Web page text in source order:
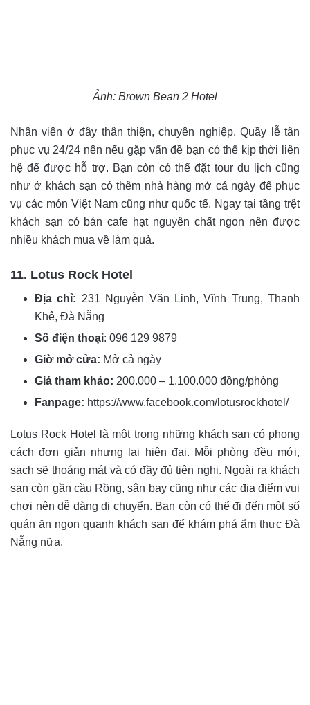
Ảnh: Brown Bean 2 Hotel
Nhân viên ở đây thân thiện, chuyên nghiệp. Quầy lễ tân
phục vụ 24/24 nên nếu gặp vấn đề bạn có thể kịp thời liên
hệ để được hỗ trợ. Bạn còn có thể đặt tour du lịch cũng
như ở khách sạn có thêm nhà hàng mở cả ngày để phục
vụ các món Việt Nam cũng như quốc tế. Ngay tại tầng trệt
khách sạn có bán cafe hạt nguyên chất ngon nên được
nhiều khách mua về làm quà.
11. Lotus Rock Hotel
Địa chỉ: 231 Nguyễn Văn Linh, Vĩnh Trung, Thanh
Khê, Đà Nẵng
Số điện thoại: 096 129 9879
Giờ mở cửa: Mở cả ngày
Giá tham khảo: 200.000 – 1.100.000 đồng/phòng
Fanpage: https://www.facebook.com/lotusrockhotel/
Lotus Rock Hotel là một trong những khách sạn có phong
cách đơn giản nhưng lại hiện đại. Mỗi phòng đều mới,
sạch sẽ thoáng mát và có đầy đủ tiện nghi. Ngoài ra khách
sạn còn gần cầu Rồng, sân bay cũng như các địa điểm vui
chơi nên dễ dàng di chuyển. Bạn còn có thể đi đến một số
quán ăn ngon quanh khách sạn để khám phá ẩm thực Đà
Nẵng nữa.